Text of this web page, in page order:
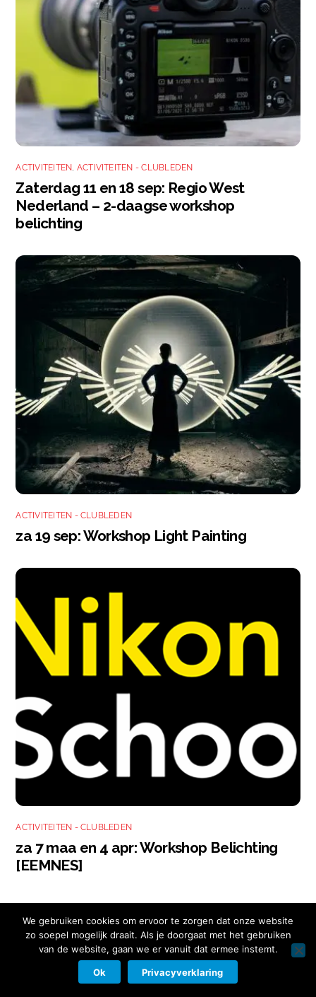
ACTIVITEITEN, ACTIVITEITEN - CLUBLEDEN
Zaterdag 11 en 18 sep: Regio West
Nederland – 2-daagse workshop
belichting
ACTIVITEITEN - CLUBLEDEN
za 19 sep: Workshop Light Painting
ACTIVITEITEN - CLUBLEDEN
za 7 maa en 4 apr: Workshop Belichting
[EEMNES]
Copyright © 2026 Nikon Club Nederland |Cookies|Privacy Beleid
FacebookInstagramTwitterLinkedIn
We gebruiken cookies om ervoor te zorgen dat onze website
zo soepel mogelijk draait. Als je doorgaat met het gebruiken
van de website, gaan we er vanuit dat ermee instemt.
Ok Privacyverklaring